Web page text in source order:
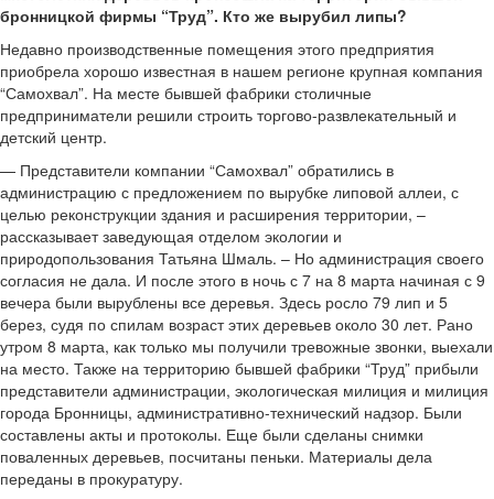
бронницкой фирмы “Труд”. Кто же вырубил липы?
Недавно производственные помещения этого предприятия
приобрела хорошо известная в нашем регионе крупная компания
“Самохвал”. На месте бывшей фабрики столичные
предприниматели решили строить торгово-развлекательный и
детский центр.
— Представители компании “Самохвал” обратились в
администрацию с предложением по вырубке липовой аллеи, с
целью реконструкции здания и расширения территории, –
рассказывает заведующая отделом экологии и
природопользования Татьяна Шмаль. – Но администрация своего
согласия не дала. И после этого в ночь с 7 на 8 марта начиная с 9
вечера были вырублены все деревья. Здесь росло 79 лип и 5
берез, судя по спилам возраст этих деревьев около 30 лет. Рано
утром 8 марта, как только мы получили тревожные звонки, выехали
на место. Также на территорию бывшей фабрики “Труд” прибыли
представители администрации, экологическая милиция и милиция
города Бронницы, административно-технический надзор. Были
составлены акты и протоколы. Еще были сделаны снимки
поваленных деревьев, посчитаны пеньки. Материалы дела
переданы в прокуратуру.